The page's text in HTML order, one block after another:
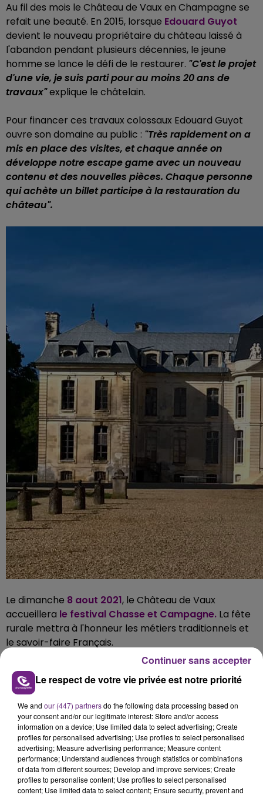
Au fil des mois le Château de Vaux en Champagne se
refait une beauté. En 2015, lorsque Edouard Guyot
devient le nouveau propriétaire du château laissé à
l'abandon pendant plusieurs décennies, le jeune
homme se lance le défi de le restaurer. "C'est le projet
d'une vie, je suis parti pour au moins 20 ans de
travaux"explique le châtelain.
Pour financer ces travaux colossaux Edouard Guyot
ouvre son domaine au public : "Très rapidement on a
mis en place des visites, et chaque année on
développe notre escape game avec un nouveau
contenu et des nouvelles pièces. Chaque personne
qui achète un billet participe à la restauration du
château".
Le dimanche 8 aout 2021, le Château de Vaux
accueillera le festival Chasse et Campagne. La fête
rurale mettra à l'honneur les métiers traditionnels et
le savoir-faire Français.
Le respect de votre vie privée est notre priorité
We and our (447) partnersdo the following data processing based on
your consent and/or our legitimate interest: Store and/or access
information on a device; Use limited data to select advertising; Create
profiles for personalised advertising; Use profiles to select personalised
advertising; Measure advertising performance; Measure content
performance; Understand audiences through statistics or combinations
of data from different sources; Develop and improve services; Create
profiles to personalise content; Use profiles to select personalised
content; Use limited data to select content; Ensure security, prevent and
Continuer sans accepter